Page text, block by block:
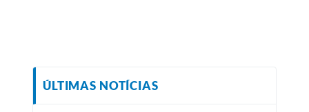
ÚLTIMAS NOTÍCIAS